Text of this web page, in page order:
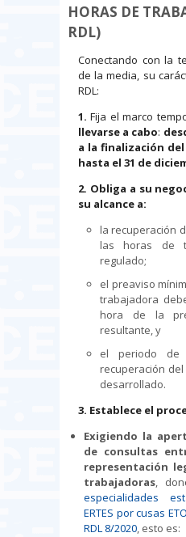
HORAS DE
RDL)
Conectando con la
de la media, su
RDL:
1. Fija el marco
llevarse a cabo:
a la finalización
hasta el 31 de
2. Obliga a su
su alcance a:
la recuperación
las horas de
regulado;
el preaviso
trabajadora
hora de la
resultante, y
el periodo de
recuperación
desarrollado.
3. Establece el
Exigiendo la
de consultas
representación
trabajadoras,
especialidades
ERTES por cusas
RDL 8/2020, esto es: